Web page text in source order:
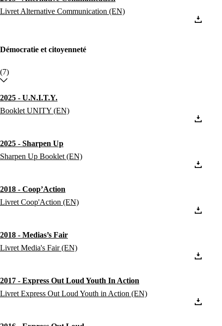
Livret Alternative Communication (EN)
Démocratie et citoyenneté
(7)
2025 - U.N.I.T.Y.
Booklet UNITY (EN)
2025 - Sharpen Up
Sharpen Up Booklet (EN)
2018 - Coop’Action
Livret Coop'Action (EN)
2018 - Medias’s Fair
Livret Media's Fair (EN)
2017 - Express Out Loud Youth In Action
Livret Express Out Loud Youth in Action (EN)